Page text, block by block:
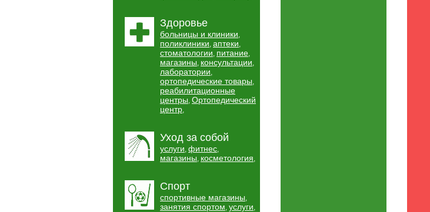
Здоровье
больницы и клиники,
поликлиники, аптеки,
стоматологии, питание,
магазины, консультации,
лаборатории,
ортопедические товары,
реабилитационные
центры, Ортопедический
центр,
Уход за собой
услуги, фитнес,
магазины, косметология,
Спорт
спортивные магазины,
занятия спортом, услуги,